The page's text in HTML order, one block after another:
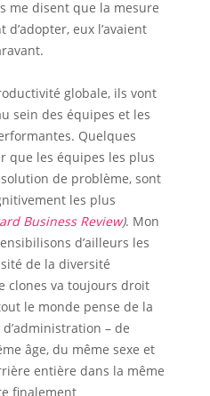
me disent que la mesure
eux l’avaient
globale, ils vont
sein des équipes et les
Quelques
que les équipes les plus
de problème, sont
les plus
Business Review). Mon
d’ailleurs les
de la diversité
clones va toujours droit
le monde pense de la
– de
âge, du même sexe et
entière dans la même
finalement